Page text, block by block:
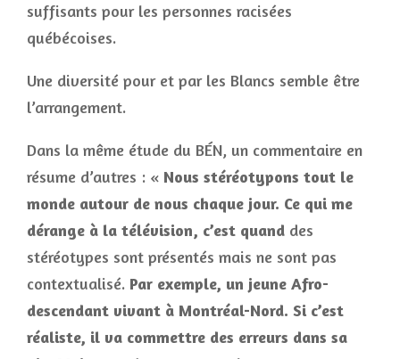
suffisants pour les personnes racisées
québécoises.
Une diversité pour et par les Blancs semble être
l’arrangement.
Dans la même étude du BÉN, un commentaire en
résume d’autres : « Nous stéréotypons tout le
monde autour de nous chaque jour. Ce qui me
dérange à la télévision, c’est quand des
stéréotypes sont présentés mais ne sont pas
contextualisé. Par exemple, un jeune Afro-
descendant vivant à Montréal-Nord. Si c’est
réaliste, il va commettre des erreurs dans sa